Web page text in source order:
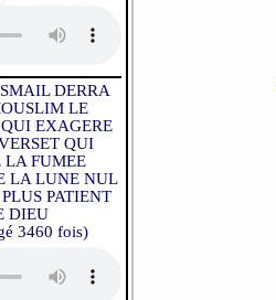
DERRA
LE
EXAGERE
QUI
LA FUMEE
LA LUNE NUL
PATIENT
DIEU
3460 fois)